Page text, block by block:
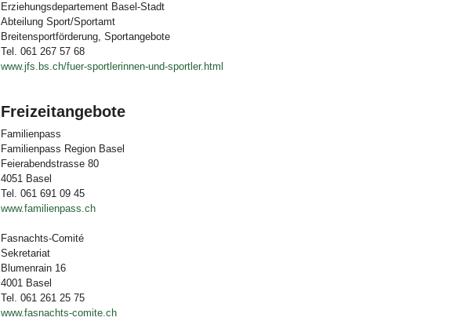
Erziehungsdepartement Basel-Stadt
Abteilung Sport/Sportamt
Breitensportförderung, Sportangebote
Tel. 061 267 57 68
www.jfs.bs.ch/fuer-sportlerinnen-und-sportler.html
Freizeitangebote
Familienpass
Familienpass Region Basel
Feierabendstrasse 80
4051 Basel
Tel. 061 691 09 45
www.familienpass.ch
Fasnachts-Comité
Sekretariat
Blumenrain 16
4001 Basel
Tel. 061 261 25 75
www.fasnachts-comite.ch